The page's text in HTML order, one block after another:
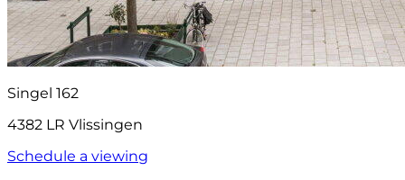
Singel 162
4382 LR Vlissingen
Schedule a viewing